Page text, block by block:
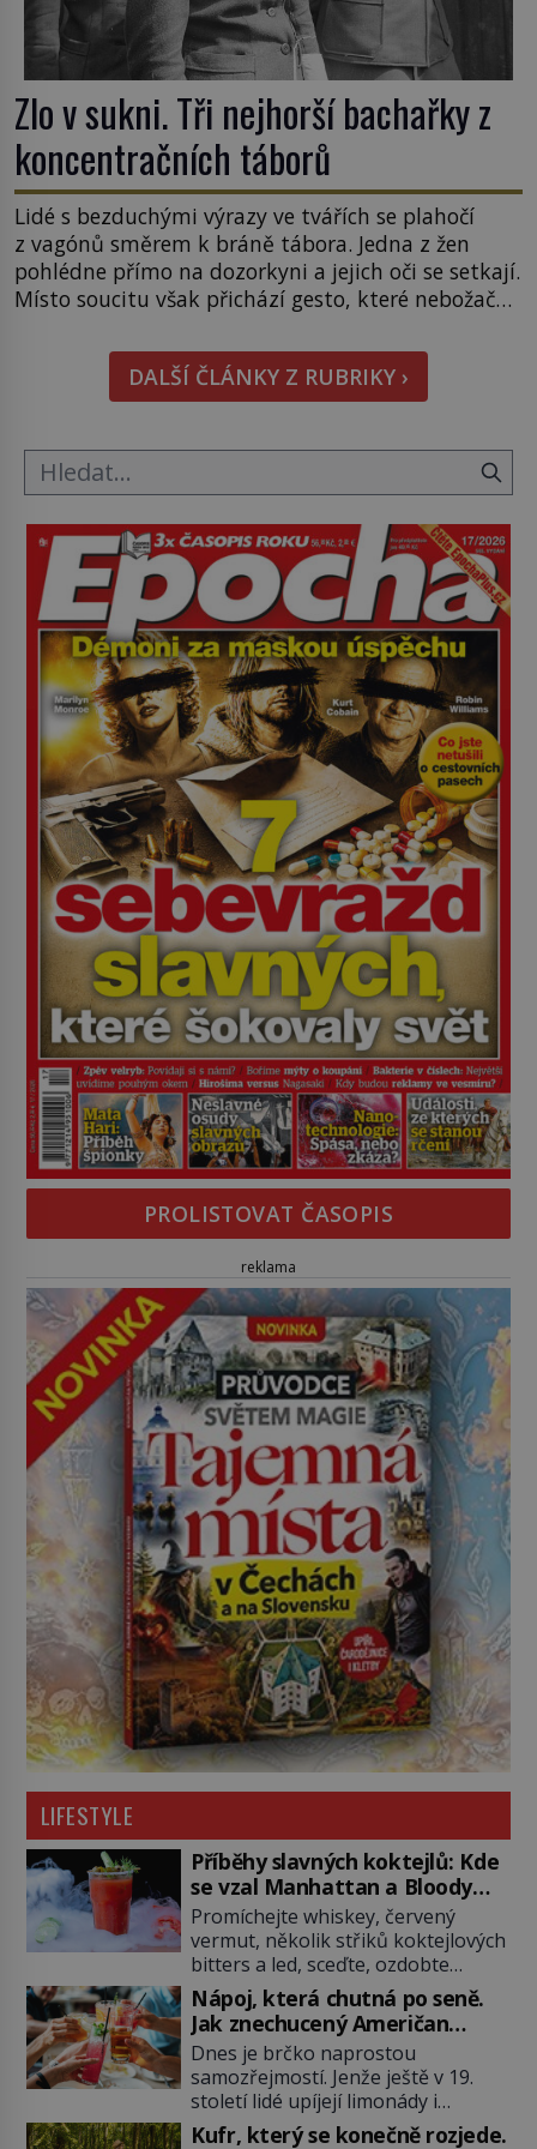
Zlo v sukni. Tři nejhorší bachařky z
koncentračních táborů
Lidé s bezduchými výrazy ve tvářích se plahočí
z vagónů směrem k bráně tábora. Jedna z žen
pohlédne přímo na dozorkyni a jejich oči se setkají.
Místo soucitu však přichází gesto, které nebožačku
Rudolf Höss (1901–1947), Josef Mengele (1911–
1979) či Heinrich Himmler (1900–1945) zná každý,
o koho se historie jen otřela. Jenže […]
DALŠÍ ČLÁNKY Z RUBRIKY ›
PROLISTOVAT ČASOPIS
reklama
LIFESTYLE
Příběhy slavných koktejlů: Kde
se vzal Manhattan a Bloody
Mary?
Promíchejte whiskey, červený
vermut, několik střiků koktejlových
bitters a led, sceďte, ozdobte
koktejlovou třešinkou a tadá…
Manhattan je tu! A pokud to má být
skutečně on, dejte si pozor, ať
místo klasické americké rye
whiskey či klidně bourbonu
nepoužijete skotskou whisku. Co
se stane? Inu, koktejl bude stále
Nápoj, která chutná po seně.
Jak znechucený Američan
vymyslel brčko
Dnes je brčko naprostou
samozřejmostí. Jenže ještě v 19.
století lidé upíjejí limonády i
koktejly dutými stébly žita nebo
Kufr, který se konečně rozjede.